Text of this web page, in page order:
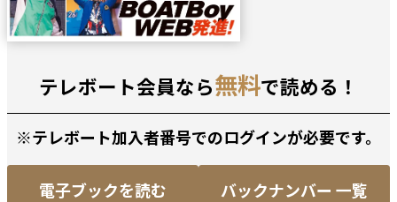
テレボート会員なら無料で読める！
※テレボート加入者番号でのログインが必要です。
電子ブックを読む バックナンバー 一覧